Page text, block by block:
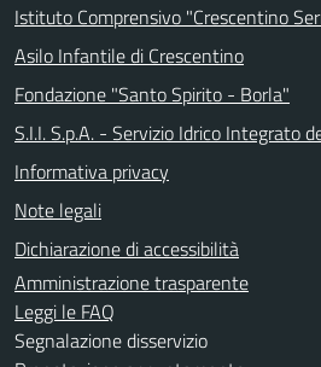
Istituto Comprensivo "Crescentino
Asilo Infantile di Crescentino
Fondazione "Santo Spirito - Borla"
S.I.I. S.p.A. - Servizio Idrico Integrato
Informativa privacy
Note legali
Dichiarazione di accessibilità
Amministrazione trasparente
Leggi le FAQ
Segnalazione disservizio